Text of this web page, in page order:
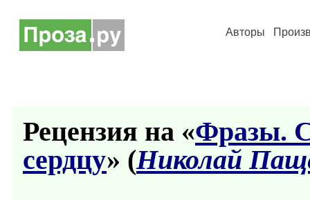
Авторы
Рецензия на «Фразы.
сердцу» (Николай